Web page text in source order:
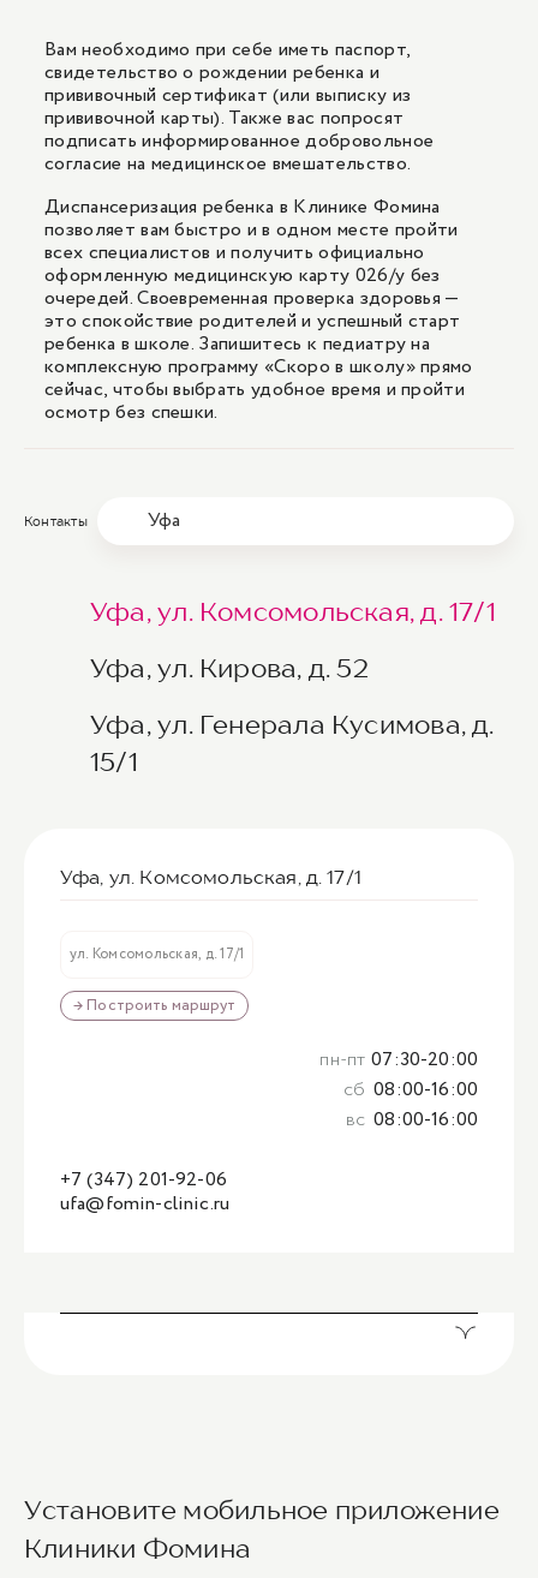
Вам необходимо при себе иметь паспорт,
свидетельство о рождении ребенка и
прививочный сертификат (или выписку из
прививочной карты). Также вас попросят
подписать информированное добровольное
согласие на медицинское вмешательство.
Диспансеризация ребенка в Клинике Фомина
позволяет вам быстро и в одном месте пройти
всех специалистов и получить официально
оформленную медицинскую карту 026/у без
очередей. Своевременная проверка здоровья —
это спокойствие родителей и успешный старт
ребенка в школе. Запишитесь к педиатру на
комплексную программу «Скоро в школу» прямо
сейчас, чтобы выбрать удобное время и пройти
осмотр без спешки.
Контакты Уфа
Уфа, ул. Комсомольская, д. 17/1
Уфа, ул. Кирова, д. 52
Уфа, ул. Генерала Кусимова, д.
15/1
Уфа, ул. Комсомольская, д. 17/1
ул. Комсомольская, д. 17/1
→ Построить маршрут
ufa@fomin-clinic.ru
+7 (347) 201-92-06
пн-пт 07:30-20:00
сб 08:00-16:00
вс 08:00-16:00
Установите мобильное приложение
Клиники Фомина